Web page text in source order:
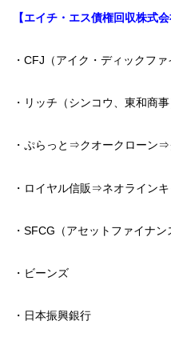
【エイチ・エス債権回収株式
・CFJ（アイク・ディックファ
・リッチ（シンコウ、東和商事
・ぷらっと⇒クオークローン⇒
・ロイヤル信販⇒ネオライン
・SFCG（アセットファイナ
・ビーンズ
・日本振興銀行